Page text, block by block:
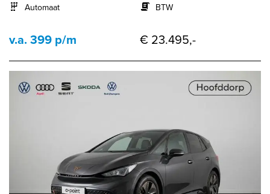
Automaat
BTW
v.a. 399 p/m € 23.495,-